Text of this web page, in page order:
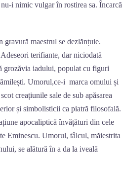
i nimic vulgar în rostirea sa. Încarcă
maestrul se dezlănțuie.
terifiante, dar niciodată
grozăvia iadului, populat cu figuri
Umorul,ce-i marca omului și
creațiunile sale de sub apăsarea
și simbolisticii ca piatră filosofală.
apocaliptică învățături din cele
Eminescu. Umorul, tâlcul, măiestrita
se alătură în a da la iveală